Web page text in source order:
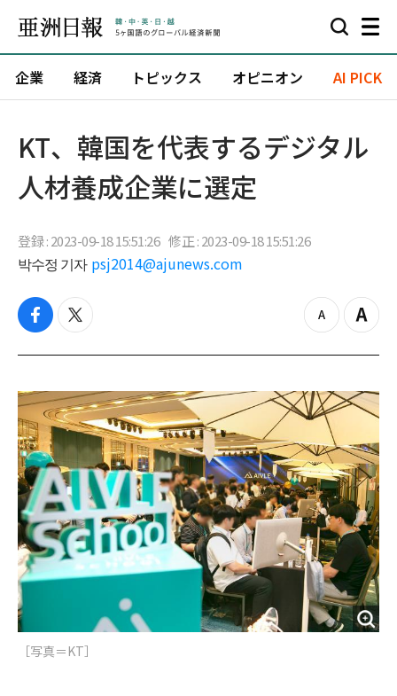
企業 経済 トピックス オピニオン AI PICK
​KT、韓国を代表するデジタル
人材養成企業に選定
登録 : 2023-09-18 15:51:26 修正 : 2023-09-18 15:51:26
박수정 기자 psj2014@ajunews.com
f
c
b
o
o
k
t
i
t
e
r
z
o
o
u
t
Z
o
i
n
［写真＝KT］